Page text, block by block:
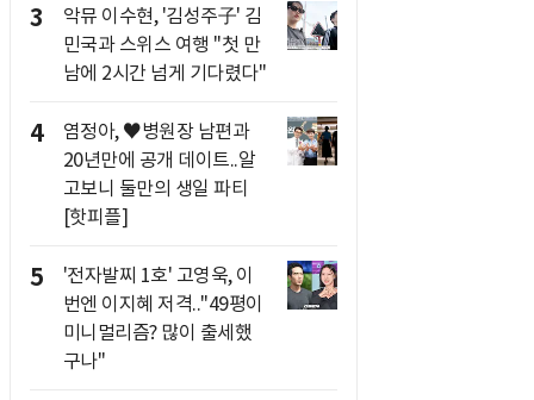
3
악뮤 이수현, '김성주子' 김
민국과 스위스 여행 "첫 만
남에 2시간 넘게 기다렸다"
4
염정아, ♥병원장 남편과
20년만에 공개 데이트..알
고보니 둘만의 생일 파티
[핫피플]
5
'전자발찌 1호' 고영욱, 이
번엔 이지혜 저격.."49평이
미니멀리즘? 많이 출세했
구나"